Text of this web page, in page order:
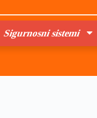
Sigurnosni sistemi